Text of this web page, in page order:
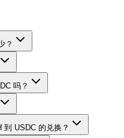
？
吗？
USDC 的兑换？